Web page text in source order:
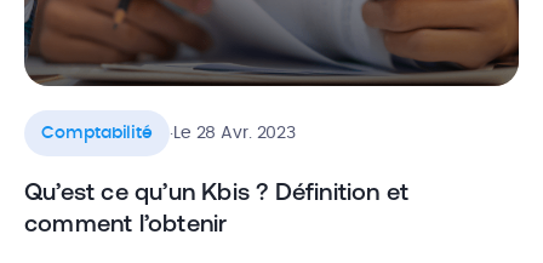
Comptabilité .Le 28 Avr. 2023
Qu’est ce qu’un Kbis ? Définition et
comment l’obtenir